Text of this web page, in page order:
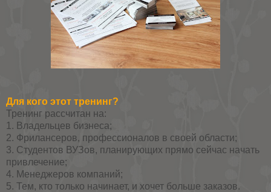
Для кого этот тренинг?
Тренинг рассчитан на:
1. Владельцев бизнеса;
2. Фрилансеров, профессионалов в своей области;
3. Студентов ВУЗов, планирующих прямо сейчас начать
привлечение;
4. Менеджеров компаний;
5. Тем, кто только начинает, и хочет больше заказов.